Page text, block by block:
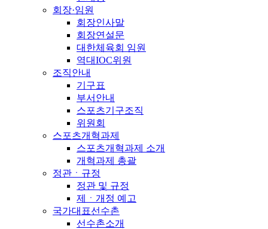
회장·임원
회장인사말
회장연설문
대한체육회 임원
역대IOC위원
조직안내
기구표
부서안내
스포츠기구조직
위원회
스포츠개혁과제
스포츠개혁과제 소개
개혁과제 총괄
정관ㆍ규정
정관 및 규정
제ㆍ개정 예고
국가대표선수촌
선수촌소개